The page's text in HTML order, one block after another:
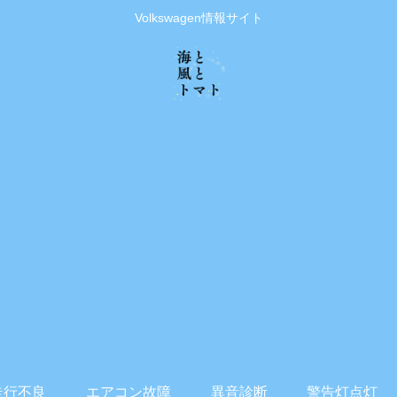
Volkswagen情報サイト
行不良 エアコン故障 異音診断 警告灯点灯